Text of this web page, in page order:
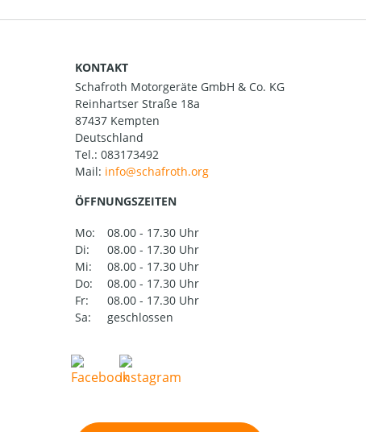
KONTAKT
Schafroth Motorgeräte GmbH & Co. KG
Reinhartser Straße 18a
87437 Kempten
Deutschland
Tel.: 083173492
Mail:
ÖFFNUNGSZEITEN
Mo:
08.00 - 17.30 Uhr
Di:
08.00 - 17.30 Uhr
Mi:
08.00 - 17.30 Uhr
Do:
08.00 - 17.30 Uhr
Fr:
08.00 - 17.30 Uhr
Sa:
geschlossen